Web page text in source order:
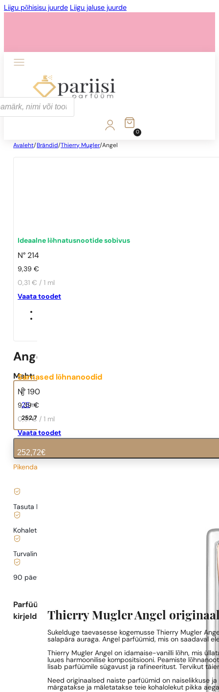
Liigu põhisisu juurde Liigu jaluse juurde
0
Avaleht/ Brändid/Thierry Mugler/Angel
Ideaalne lõhnatusnootide sobivus
N° 214
9,39€
0,31 € / 1 ml
Vaata toodet
Sarnased lõhnanoodid
N° 190
9,39€
0,31 € / 1 ml
Vaata toodet
Angel
Maht:
25ml
252,72 €
252,72€
Pikendatud tarneaeg
Tasuta kohaletoimetamine alates
Kohaletoimetamine alates
Turvaline ostlemine ja maksed
90 päeva
Parfüümi
kirjeldus
Thierry Mugler Angel
Sukelduge taevasesse kogemusse Thierry Mugler
salapära auraga. Angel parfüümid, mis on saadaval
Thierry Mugler Angel on idamaise-vanilli lõhn, mis
luues harmoonilise kompositsiooni. Peamiste
lisab parfüümile sügavust ja rafineeritust. Tervikut
Need originaalsed naiste parfüümid on naiselikkuse
märgatakse ja mäletatakse teie kohalolekut pikka